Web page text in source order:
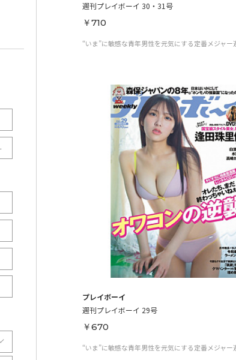
週刊プレイボーイ 30・31号
￥710
“いま”に敏感な青年男性を元気にする定番メジャー
プレイボーイ
週刊プレイボーイ 29号
￥670
“いま”に敏感な青年男性を元気にする定番メジャー